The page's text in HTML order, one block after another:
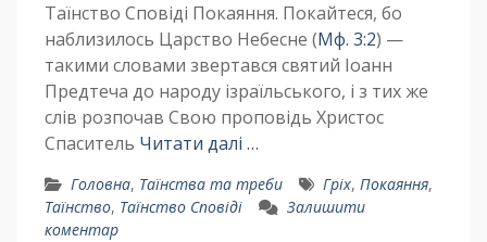
Таїнство Сповіді Покаяння. Покайтеся, бо
набли­зилось Царство Небесне (Мф. 3:2) —
такими словами звертався святий Іоанн
Предтеча до народу ізраїльсько­го, і з тих же
слів розпочав Свою про­повідь Христос
Спаситель Читати далі …
Головна, Таїнства та треби Гріх, Покаяння,
Таїнство, Таїнство Сповіді
Залишити
коментар